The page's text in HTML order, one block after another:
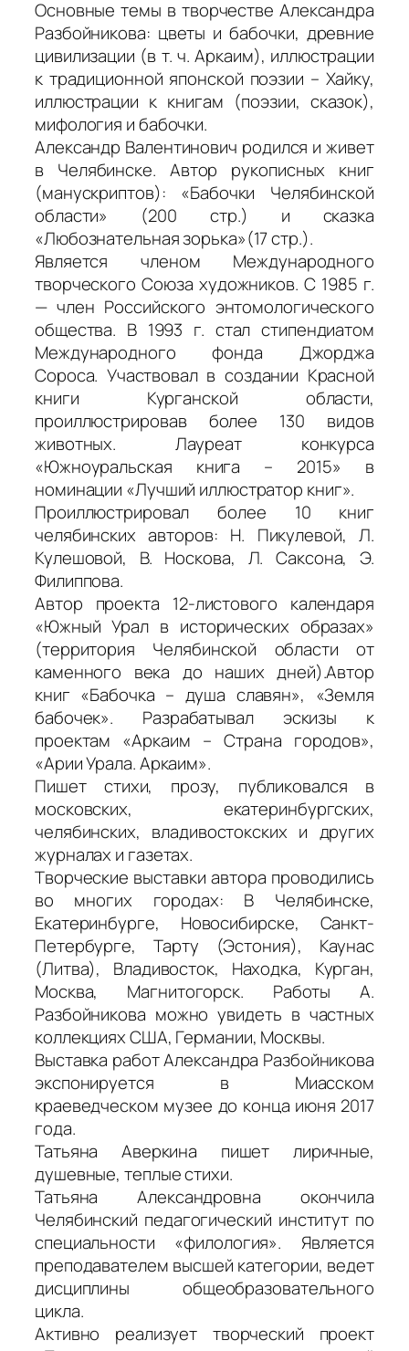
Основные темы в творчестве Александра
Разбойникова: цветы и бабочки, древние
цивилизации (в т. ч. Аркаим), иллюстрации
к традиционной японской поэзии – Хайку,
иллюстрации к книгам (поэзии, сказок),
мифология и бабочки.
Александр Валентинович родился и живет
в Челябинске. Автор рукописных книг
(манускриптов): «Бабочки Челябинской
области» (200 стр.) и сказка
«Любознательная зорька»(17 стр.).
Является членом Международного
творческого Союза художников. С 1985 г.
— член Российского энтомологического
общества. В 1993 г. стал стипендиатом
Международного фонда Джорджа
Сороса. Участвовал в создании Красной
книги Курганской области,
проиллюстрировав более 130 видов
животных. Лауреат конкурса
«Южноуральская книга – 2015» в
номинации «Лучший иллюстратор книг».
Проиллюстрировал более 10 книг
челябинских авторов: Н. Пикулевой, Л.
Кулешовой, В. Носкова, Л. Саксона, Э.
Филиппова.
Автор проекта 12-листового календаря
«Южный Урал в исторических образах»
(территория Челябинской области от
каменного века до наших дней).Автор
книг «Бабочка – душа славян», «Земля
бабочек». Разрабатывал эскизы к
проектам «Аркаим – Страна городов»,
«Арии Урала. Аркаим».
Пишет стихи, прозу, публиковался в
московских, екатеринбургских,
челябинских, владивостокских и других
журналах и газетах.
Творческие выставки автора проводились
во многих городах: В Челябинске,
Екатеринбурге, Новосибирске, Санкт-
Петербурге, Тарту (Эстония), Каунас
(Литва), Владивосток, Находка, Курган,
Москва, Магнитогорск. Работы А.
Разбойникова можно увидеть в частных
коллекциях США, Германии, Москвы.
Выставка работ Александра Разбойникова
экспонируется в Миасском
краеведческом музее до конца июня 2017
года.
Татьяна Аверкина пишет лиричные,
душевные, теплые стихи.
Татьяна Александровна окончила
Челябинский педагогический институт по
специальности «филология». Является
преподавателем высшей категории, ведет
дисциплины общеобразовательного
цикла.
Активно реализует творческий проект